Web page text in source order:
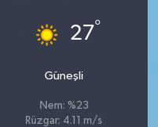
27°
Güneşli
Nem: %23
Rüzgar: 4.11 m/s